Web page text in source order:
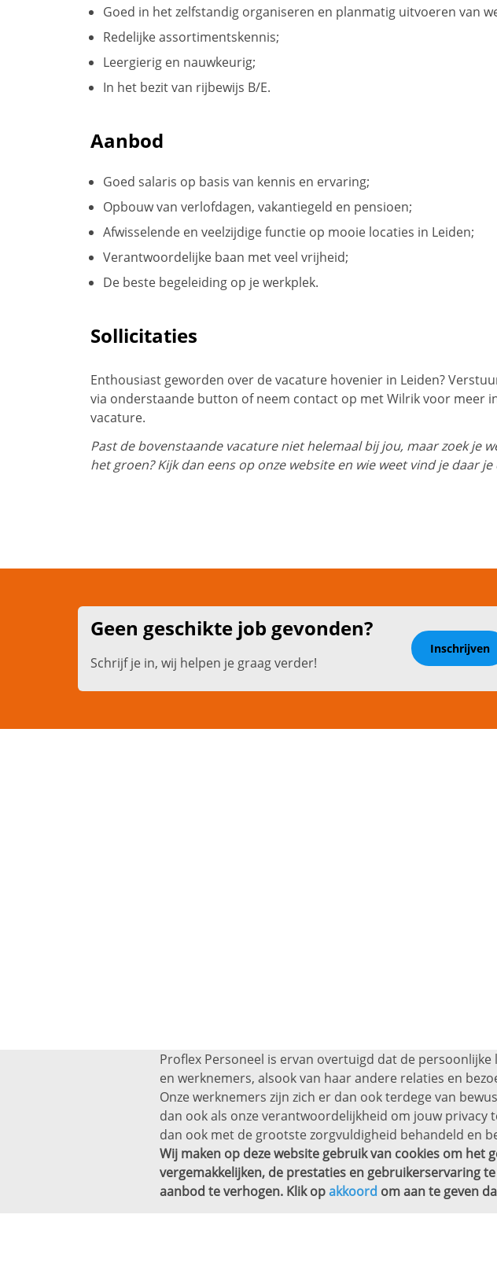
Goed in het zelfstandig organiseren en planmatig uitvoeren van
Redelijke assortimentskennis;
Leergierig en nauwkeurig;
In het bezit van rijbewijs B/E.
Aanbod
Goed salaris op basis van kennis en ervaring;
Opbouw van verlofdagen, vakantiegeld en pensioen;
Afwisselende en veelzijdige functie op mooie locaties in Leiden;
Verantwoordelijke baan met veel vrijheid;
De beste begeleiding op je werkplek.
Sollicitaties
Enthousiast geworden over de vacature hovenier in Leiden?
via onderstaande button of neem contact op met Wilrik voor meer
vacature.
Past de bovenstaande vacature niet helemaal bij jou, maar zoek je
het groen? Kijk dan eens op onze website en wie weet vind je daar
Geen geschikte job gevonden?
Schrijf je in, wij helpen je graag verder!
Inschrijven
Proflex Personeel is ervan overtuigd dat de
en werknemers, alsook van haar andere relaties en
Onze werknemers zijn zich er dan ook terdege van
dan ook als onze verantwoordelijkheid om jouw privacy
dan ook met de grootste zorgvuldigheid behandeld en
Wij maken op deze website gebruik van cookies om het
vergemakkelijken, de prestaties en gebruikerservaring
aanbod te verhogen. Klik opakkoord om aan te geven